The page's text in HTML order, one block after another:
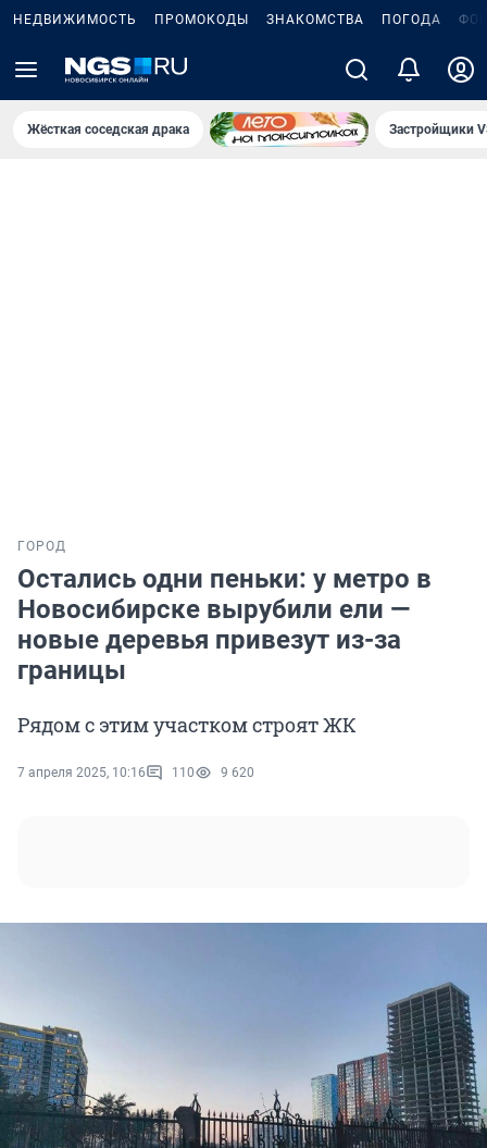
НЕДВИЖИМОСТЬ ПРОМОКОДЫ ЗНАКОМСТВА ПОГОДА
Жёсткая соседская драка Застройщики
ГОРОД
Остались одни пеньки: у метро в
Новосибирске вырубили ели —
новые деревья привезут из-за
границы
Рядом с этим участком строят ЖК
7 апреля 2025, 10:16 110 9 620